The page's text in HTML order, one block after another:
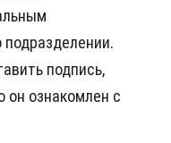
подпись,
ознакомлен с